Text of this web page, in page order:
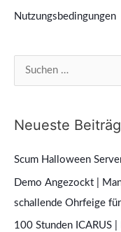
Nutzungsbedingungen
e
n
Neueste
Scum Halloween
Demo Angezockt |
schallende Ohrfeige
100 Stunden ICARUS